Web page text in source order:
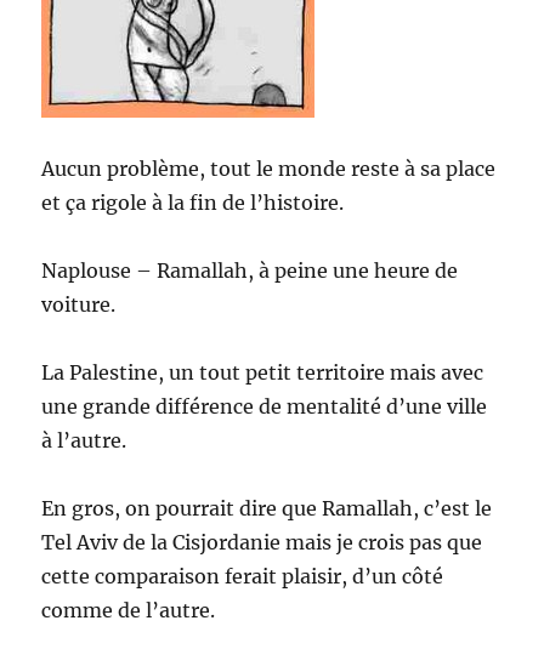
Aucun problème, tout le monde reste à sa place
et ça rigole à la fin de l’histoire.
Naplouse – Ramallah, à peine une heure de
voiture.
La Palestine, un tout petit territoire mais avec
une grande différence de mentalité d’une ville
à l’autre.
En gros, on pourrait dire que Ramallah, c’est le
Tel Aviv de la Cisjordanie mais je crois pas que
cette comparaison ferait plaisir, d’un côté
comme de l’autre.